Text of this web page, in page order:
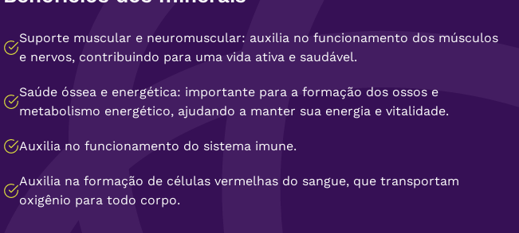
Suporte muscular e neuromuscular: auxilia no funcionamento dos músculos
e nervos, contribuindo para uma vida ativa e saudável.
Saúde óssea e energética: importante para a formação dos ossos e
metabolismo energético, ajudando a manter sua energia e vitalidade.
Auxilia no funcionamento do sistema imune.
Auxilia na formação de células vermelhas do sangue, que transportam
oxigênio para todo corpo.